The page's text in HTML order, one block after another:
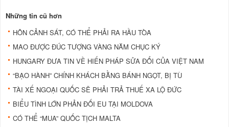
Những tin cũ hơn
HÔN CẢNH SÁT, CÓ THỂ PHẢI RA HẦU TÒA
MAO ĐƯỢC ĐÚC TƯỢNG VÀNG NĂM CHỤC KÝ
HUNGARY ĐƯA TIN VỀ HIẾN PHÁP SỬA ĐỔI CỦA VIỆT NAM
“BẠO HÀNH” CHÍNH KHÁCH BẰNG BÁNH NGỌT, BỊ TÙ
TÀI XẾ NGOẠI QUỐC SẼ PHẢI TRẢ THUẾ XA LỘ ĐỨC
BIỂU TÌNH LỚN PHẢN ĐỐI EU TẠI MOLDOVA
CÓ THỂ “MUA” QUỐC TỊCH MALTA